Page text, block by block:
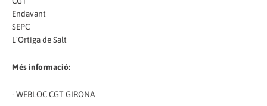
Endavant
SEPC
L’Ortiga de Salt
Més informació:
-WEBLOC CGT GIRONA